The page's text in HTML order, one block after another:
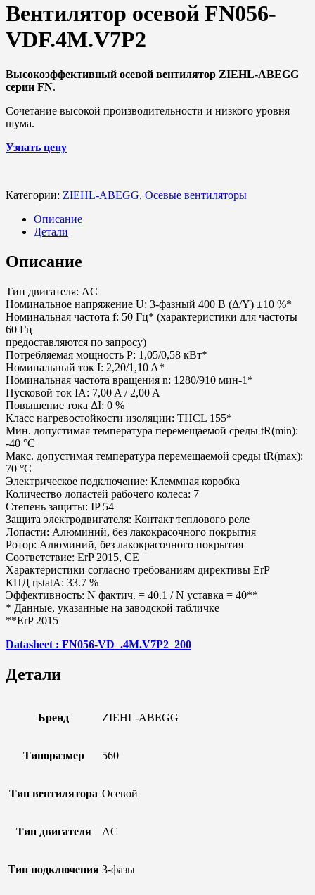
Вентилятор осевой FN056-
VDF.4M.V7P2
Высокоэффективный осевой вентилятор ZIEHL-ABEGG
серии FN.
Сочетание высокой производительности и низкого уровня
шума.
Узнать цену
Категории: ZIEHL-ABEGG, Осевые вентиляторы
Описание
Детали
Описание
Тип двигателя: AC
Номинальное напряжение U: 3-фазный 400 В (Δ/Y) ±10 %*
Номинальная частота f: 50 Гц* (характеристики для частоты
60 Гц
предоставляются по запросу)
Потребляемая мощность P: 1,05/0,58 кВт*
Номинальный ток I: 2,20/1,10 A*
Номинальная частота вращения n: 1280/910 мин-1*
Пусковой ток IA: 7,00 A / 2,00 A
Повышение тока ΔI: 0 %
Класс нагревостойкости изоляции: THCL 155*
Мин. допустимая температура перемещаемой среды tR(min):
-40 °C
Макс. допустимая температура перемещаемой среды tR(max):
70 °C
Электрическое подключение: Клеммная коробка
Количество лопастей рабочего колеса: 7
Степень защиты: IP 54
Защита электродвигателя: Контакт теплового реле
Лопасти: Алюминий, без лакокрасочного покрытия
Ротор: Алюминий, без лакокрасочного покрытия
Соответствие: ErP 2015, CE
Характеристики согласно требованиям директивы ErP
КПД ηstatA: 33.7 %
Эффективность: N фактич. = 40.1 / N уставка = 40**
* Данные, указанные на заводской табличке
**ErP 2015
Datasheet : FN056-VD_.4M.V7P2_200
Детали
Бренд ZIEHL-ABEGG
Типоразмер 560
Тип вентилятора Осевой
Тип двигателя AC
Тип подключения 3-фазы